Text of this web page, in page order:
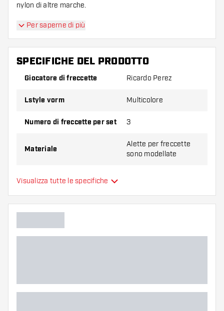
nylon di altre marche.
Suggerimento di Dartshopper!
numero di alette e di astine. Questi possono
danneggiarsi o rompersi con l'uso.
Provate una forma, un materiale o uno
spessore diverso di alette per scoprire quale
Per saperne di più
SPECIFICHE DEL PRODOTTO
Giocatore di freccette Ricardo Perez
Lstyle vorm Multicolore
Numero di freccette per set 3
Materiale
Alette per freccette
sono modellate
Forma
Tipo
Flessibilità
Visualizza tutte le specifiche